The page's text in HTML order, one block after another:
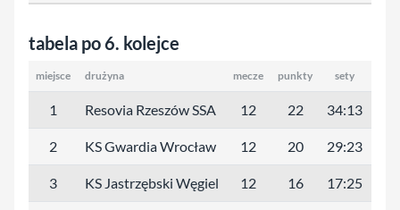
tabela po 6. kolejce
miejsce drużyna mecze punkty sety
1 Resovia Rzeszów SSA 12 22 34:13
2 KS Gwardia Wrocław 12 20 29:23
3 KS Jastrzębski Węgiel 12 16 17:25